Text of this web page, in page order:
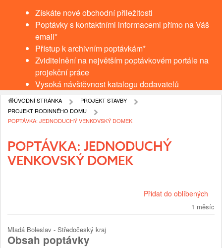
Získáte nové obchodní přiležitosti
Poptávky s kontaktními informacemi přímo na Váš
email*
Přístup k archivním poptávkám*
Zviditelnění na největším poptávkovém portále na
projekční práce
Vysoká návštěvnost katalogu dodavatelů
ÚVODNÍ STRÁNKA
PROJEKT STAVBY
PROJEKT RODINNÉHO DOMU
POPTÁVKA: JEDNODUCHÝ VENKOVSKÝ DOMEK
POPTÁVKA: JEDNODUCHÝ
VENKOVSKÝ DOMEK
Přidat do oblíbených
1 měsíc
Mladá Boleslav - Středočeský kraj
Obsah poptávky